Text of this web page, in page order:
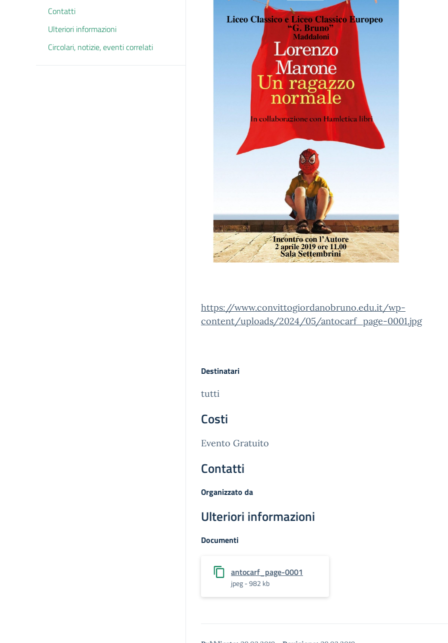
Contatti
Ulteriori informazioni
Circolari, notizie, eventi correlati
https://www.convittogiordanobruno.edu.it/wp-
content/uploads/2024/05/antocarf_page-0001.jpg
Destinatari
tutti
Costi
Evento Gratuito
Contatti
Organizzato da
Ulteriori informazioni
Documenti
antocarf_page-0001
jpeg - 982 kb